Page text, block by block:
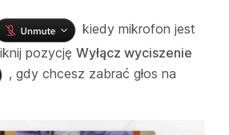
kiedy mikrofon jest
pozycję Wyłącz wyciszenie
, gdy chcesz zabrać głos na